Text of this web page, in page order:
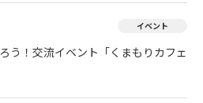
イベント
う！交流イベント「くまもりカフェ